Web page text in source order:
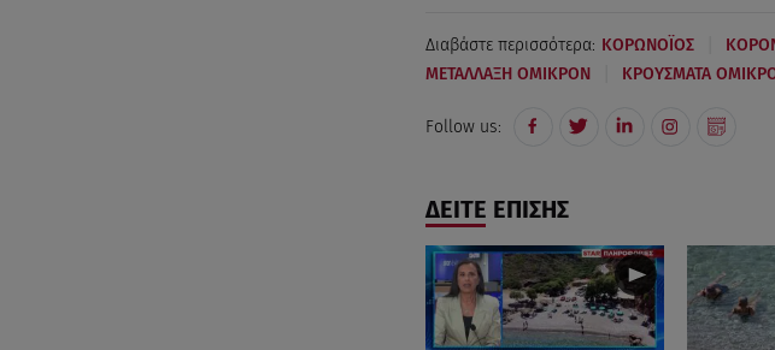
Διαβάστε περισσότερα: ΚΟΡΩΝΟΪΟΣ
ΜΕΤΑΛΛΑΞΗ ΟΜΙΚΡΟΝ ΚΡΟΥΣΜΑΤΑ
Follow us:
ΔΕΙΤΕ ΕΠΙΣΗΣ